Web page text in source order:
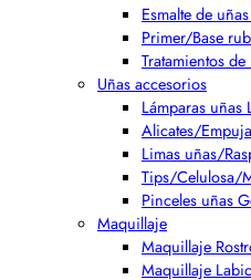
Esmalte de
Primer/Base
Tratamientos
Uñas accesorios
Lámparas
Alicates/
Limas uñas/
Tips/Celulosa/
Pinceles uñas
Maquillaje
Maquillaje
Maquillaje